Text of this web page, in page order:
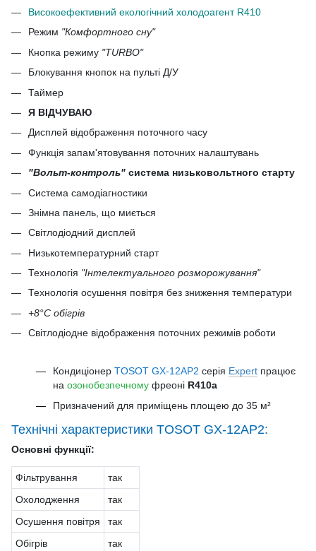
Високоефективний екологічний холодоагент R410
Режим "Комфортного сну"
Кнопка режиму "TURBO"
Блокування кнопок на пульті Д/У
Таймер
Я ВІДЧУВАЮ
Дисплей відображення поточного часу
Функція запам'ятовування поточних налаштувань
"Вольт-контроль" система низьковольтного старту
Система самодіагностики
Знімна панель, що миється
Світлодіодний дисплей
Низькотемпературний старт
Технологія "Інтелектуального розморожування"
Технологія осушення повітря без зниження температури
+8°С обігрів
Світлодіодне відображення поточних режимів роботи
Кондиціонер TOSOT GX-12AP2 серія Expert працює
на озонобезпечному фреоні R410a
Призначений для приміщень площею до 35 м²
Технічні характеристики TOSOT GX-12AP2:
Основні функції:
Фільтрування
так
Охолодження
так
Осушення повітря
так
Обігрів
так